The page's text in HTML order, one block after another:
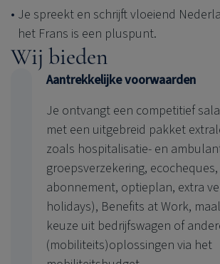
Je spreekt en schrijft vloeiend
het Frans is een pluspunt.
Wij bieden
Aantrekkelijke voorwaarden
Je ontvangt een competitief
met een uitgebreid pakket
zoals hospitalisatie- en
groepsverzekering,
abonnement, optieplan, extra
holidays), Benefits at Work,
keuze uit bedrijfswagen of
(mobiliteits)oplossingen via het